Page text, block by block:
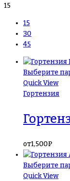
15
15
30
45
Выберите
Quick View
Гортензия
от1,500₽
Выберите
Quick View